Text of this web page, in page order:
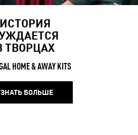
ИСТОРИЯ
ТВОРЦАХ
HOME & AWAY KITS
БОЛЬШЕ